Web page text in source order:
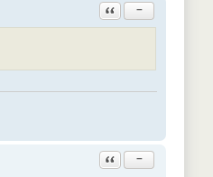
Ответить с цитатой
−
Ответить с цитатой
−